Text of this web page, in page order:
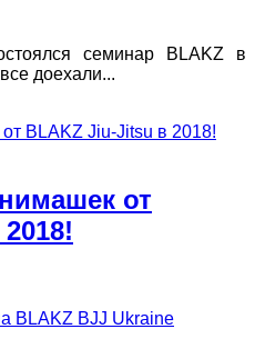
семинар BLAKZ в
доехали...
от